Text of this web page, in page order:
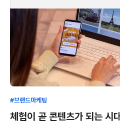
#브랜드마케팅
체험이 곧 콘텐츠가 되는 시